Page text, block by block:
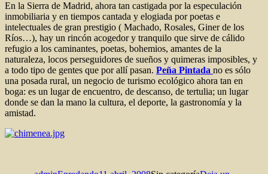
En la Sierra de Madrid, ahora tan castigada por la especulación
inmobiliaria y en tiempos cantada y elogiada por poetas e
intelectuales de gran prestigio ( Machado, Rosales, Giner de los
Ríos…), hay un rincón acogedor y tranquilo que sirve de cálido
refugio a los caminantes, poetas, bohemios, amantes de la
naturaleza, locos perseguidores de sueños y quimeras imposibles, y
a todo tipo de gentes que por allí pasan. Peña Pintada no es sólo
una posada rural, un negocio de turismo ecológico ahora tan en
boga: es un lugar de encuentro, de descanso, de tertulia; un lugar
donde se dan la mano la cultura, el deporte, la gastronomía y la
amistad.